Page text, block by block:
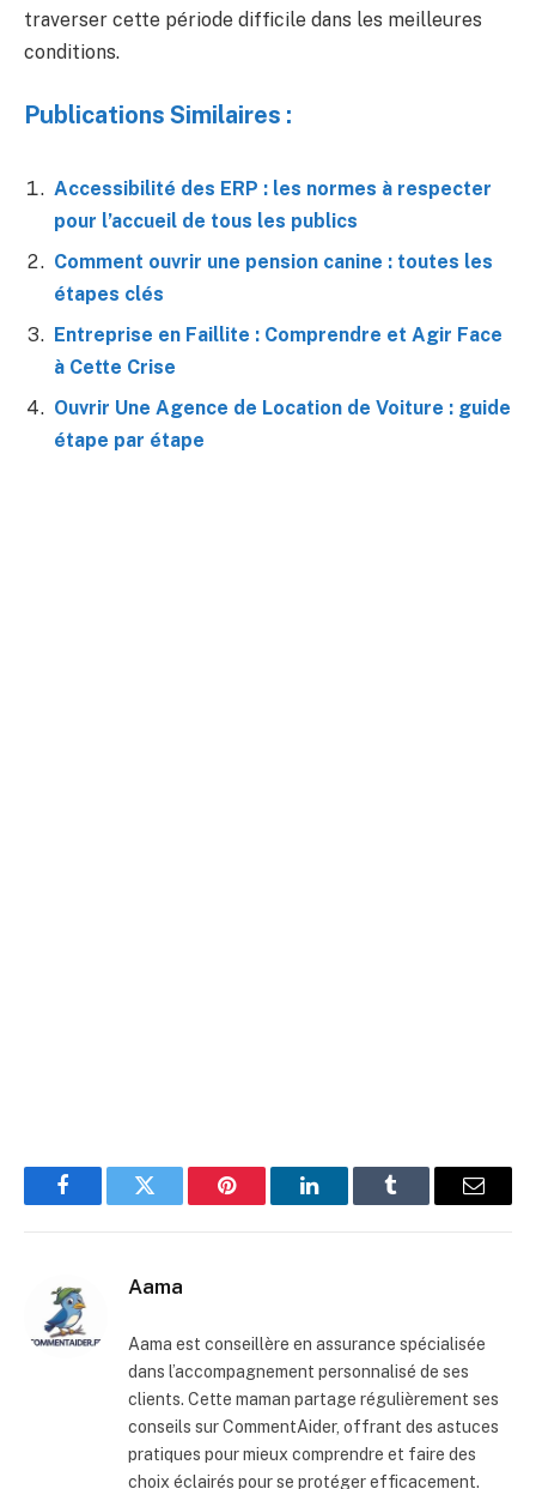
traverser cette période difficile dans les meilleures
conditions.
Publications Similaires :
Accessibilité des ERP : les normes à respecter
pour l’accueil de tous les publics
Comment ouvrir une pension canine : toutes les
étapes clés
Entreprise en Faillite : Comprendre et Agir Face
à Cette Crise
Ouvrir Une Agence de Location de Voiture : guide
étape par étape
FacebookTwitter Pinterest LinkedInTumblr
E-
Aama
Aama est conseillère en assurance spécialisée
dans l’accompagnement personnalisé de ses
clients. Cette maman partage régulièrement ses
conseils sur CommentAider, offrant des astuces
pratiques pour mieux comprendre et faire des
choix éclairés pour se protéger efficacement.